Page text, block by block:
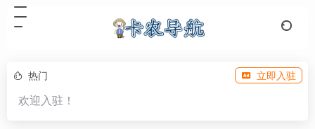
热门 立即入驻
欢迎入驻！